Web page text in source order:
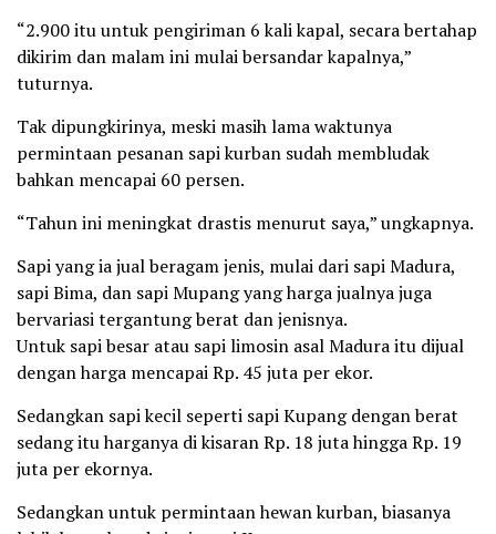
“2.900 itu untuk pengiriman 6 kali kapal, secara bertahap
dikirim dan malam ini mulai bersandar kapalnya,”
tuturnya.
Tak dipungkirinya, meski masih lama waktunya
permintaan pesanan sapi kurban sudah membludak
bahkan mencapai 60 persen.
“Tahun ini meningkat drastis menurut saya,” ungkapnya.
Sapi yang ia jual beragam jenis, mulai dari sapi Madura,
sapi Bima, dan sapi Mupang yang harga jualnya juga
bervariasi tergantung berat dan jenisnya.
Untuk sapi besar atau sapi limosin asal Madura itu dijual
dengan harga mencapai Rp. 45 juta per ekor.
Sedangkan sapi kecil seperti sapi Kupang dengan berat
sedang itu harganya di kisaran Rp. 18 juta hingga Rp. 19
juta per ekornya.
Sedangkan untuk permintaan hewan kurban, biasanya